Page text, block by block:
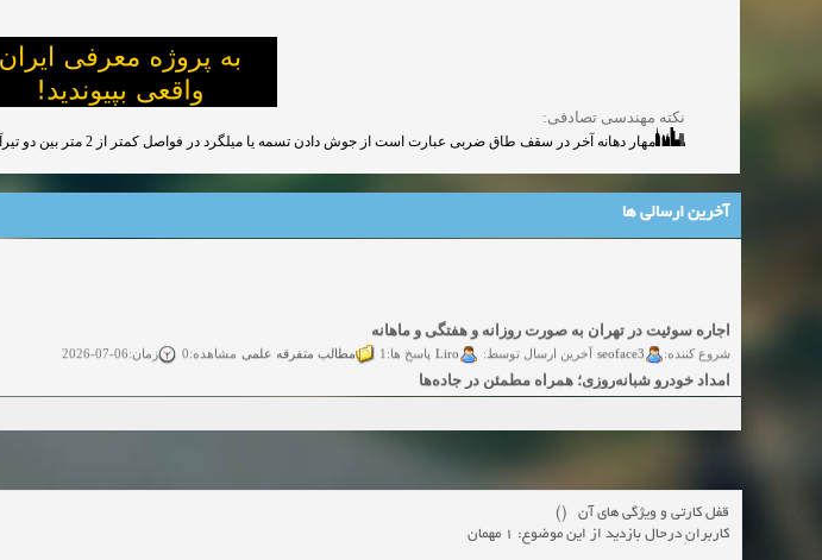
نکته مهندسی تصادفی:
مهار دهانه آخر در سقف طاق ضربی عبارت است از جوش دادن تسمه یا میلگرد در فواصل کمتر از 2 متر بین دو تیرآهن آخری (پاطاق) و قبلی.
آخرین ارسالی ها
اجاره سوئیت در تهران به صورت روزانه و هفتگی و ماهانه
شروع کننده: seoface3 آخرین ارسال توسط: پاسخ ها:1
امداد خودرو شبانه‌روزی؛ همراه مطمئن در جاده‌ها
شروع کننده: yadak724 آخرین ارسال توسط: yadak724 پاسخ ها:0 گفتگوی آزاد مشاهده:0 زمان:11-04-2025
شروع کننده: yasaminch آخرین ارسال توسط: yasaminch پاسخ ها:0 گفتگوی آزاد مشاهده:0 زمان:02-26-2025
انواع پمپ و الکتروموتور
شروع کننده: pumpy آخرین ارسال توسط:
قفل کارتی و ویژگی های آن ()
کاربرانِ درحال بازدید از این موضوع: 1 مهمان